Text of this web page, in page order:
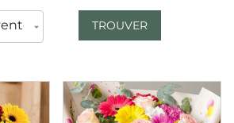
TROUVER